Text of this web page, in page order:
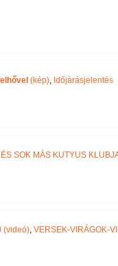
(kép), Időjárásjelentés
SOK MÁS KUTYUS
(videó), VERSEK-VIRÁGOK-